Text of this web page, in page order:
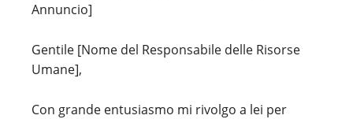
Annuncio]
Gentile [Nome del Responsabile delle Risorse
Umane],
Con grande entusiasmo mi rivolgo a lei per